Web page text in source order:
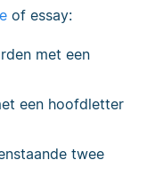
of essay:
met een
een hoofdletter
twee